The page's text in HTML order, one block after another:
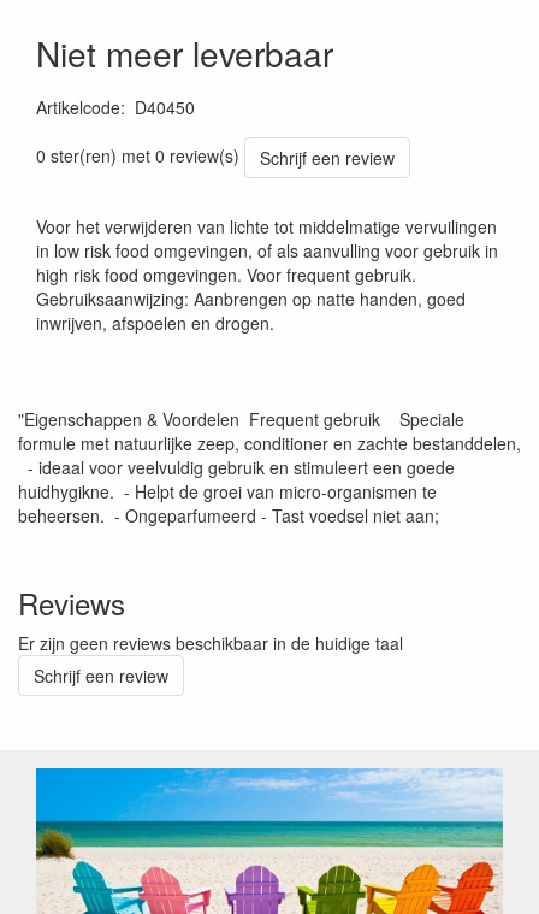
Niet meer leverbaar
Artikelcode: D40450
0 ster(ren) met 0 review(s)
Schrijf een review
Voor het verwijderen van lichte tot middelmatige vervuilingen
in low risk food omgevingen, of als aanvulling voor gebruik in
high risk food omgevingen. Voor frequent gebruik.
Gebruiksaanwijzing: Aanbrengen op natte handen, goed
inwrijven, afspoelen en drogen.
"Eigenschappen & Voordelen Frequent gebruik Speciale
formule met natuurlijke zeep, conditioner en zachte bestanddelen,
- ideaal voor veelvuldig gebruik en stimuleert een goede
huidhygikne. - Helpt de groei van micro-organismen te
beheersen. - Ongeparfumeerd - Tast voedsel niet aan;
Reviews
Er zijn geen reviews beschikbaar in de huidige taal
Schrijf een review